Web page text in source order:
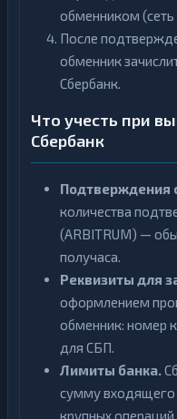
обменником (сеть
После
обменник
Сбербанк.
Что учесть при
Сбербанк
Подтверждения
количества
(ARBITRUM) —
получаса.
Реквизиты для
оформлением
обменник: номер
для СБП.
Лимиты банка.
сумму входящего
крупных операций